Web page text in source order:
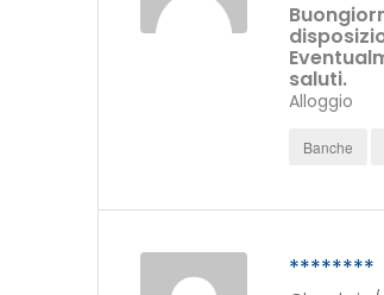
saluti.
Alloggio
Banche
********